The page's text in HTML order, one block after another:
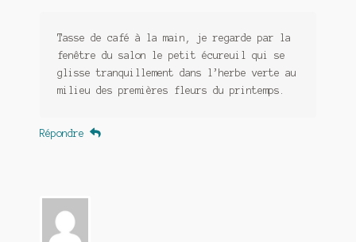
Tasse de café à la main, je regarde par la
fenêtre du salon le petit écureuil qui se
glisse tranquillement dans l’herbe verte au
milieu des premières fleurs du printemps.
Répondre